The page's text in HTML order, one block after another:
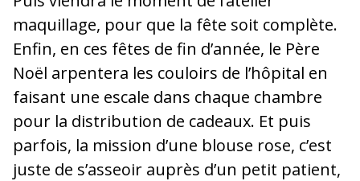
maquillage, pour que la fête soit complète.
Enfin, en ces fêtes de fin d’année, le Père
Noël arpentera les couloirs de l’hôpital en
faisant une escale dans chaque chambre
pour la distribution de cadeaux. Et puis
parfois, la mission d’une blouse rose, c’est
juste de s’asseoir auprès d’un petit patient,